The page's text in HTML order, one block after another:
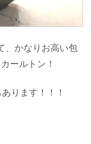
、かなりお高い包
ールトン！
ります！！！